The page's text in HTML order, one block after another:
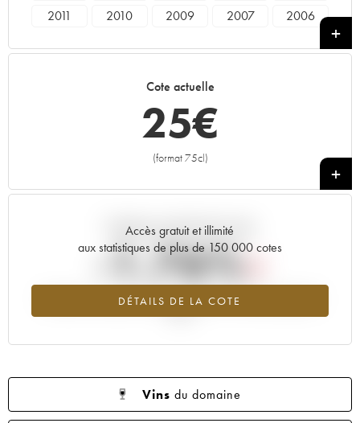
2011
2010 2009 2007
2006
1993
1985
Cote actuelle
25€
(format 75cl)
+
Accès gratuit et illimité
aux statistiques de plus de 150 000 cotes
DÉTAILS DE LA COTE
Tendance actuelle de la cote
-1.76%
Tendance à la baisse du millésime 2000 en 2026 par rapport à
Vins du domaine